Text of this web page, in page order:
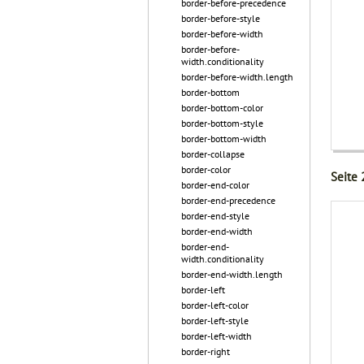
border-before-precedence
border-before-style
border-before-width
border-before-
width.conditionality
border-before-width.length
border-bottom
border-bottom-color
border-bottom-style
border-bottom-width
border-collapse
border-color
border-end-color
border-end-precedence
border-end-style
border-end-width
border-end-
width.conditionality
border-end-width.length
border-left
border-left-color
border-left-style
border-left-width
border-right
Seite